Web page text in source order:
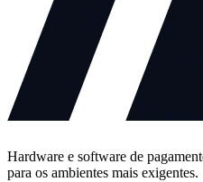
Hardware e software de
para os ambientes mais exigentes.